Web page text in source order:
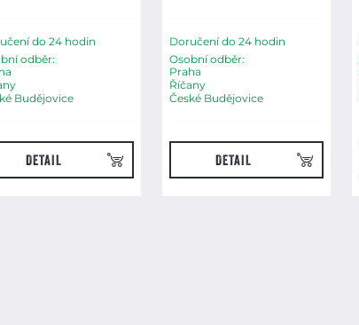
do 24 hodin
odběr:
Budějovice
DETAIL
Doručení do 24 hodin
Osobní odběr:
Praha
Říčany
České Budějovice
DETAIL